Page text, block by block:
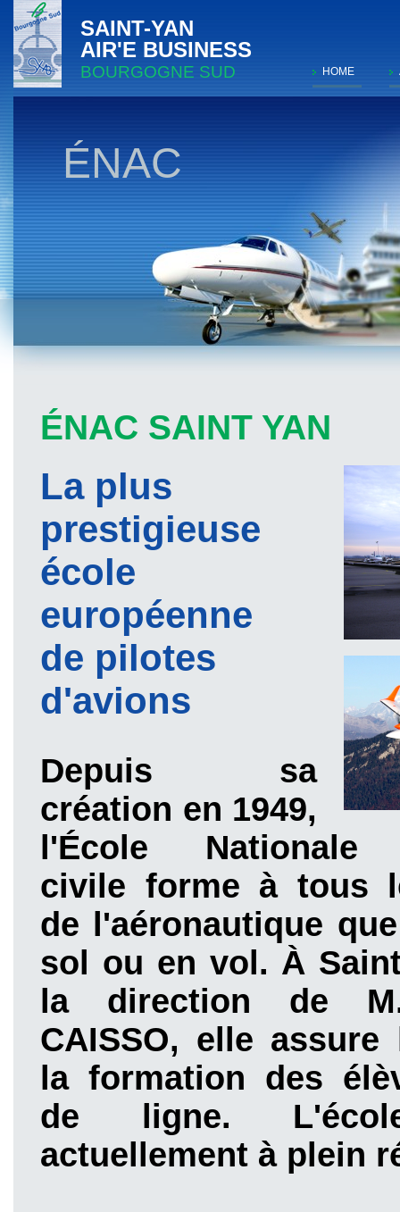
SAINT-YAN
AIR'E BUSINESS
BOURGOGNE SUD HOME
ÉNAC
ÉNAC SAINT YAN
La plus
prestigieuse
école
européenne
de pilotes
d'avions
Depuis sa
création en 1949,
l'École Nationale
civile forme à tous
de l'aéronautique
sol ou en vol. À
la direction de
CAISSO, elle
la formation des
de ligne.
actuellement à plein